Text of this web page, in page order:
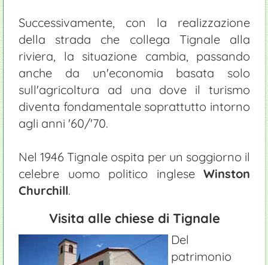
Successivamente, con la realizzazione
della strada che collega Tignale alla
riviera, la situazione cambia, passando
anche da un'economia basata solo
sull'agricoltura ad una dove il turismo
diventa fondamentale soprattutto intorno
agli anni '60/'70.
Nel 1946 Tignale ospita per un soggiorno il
celebre uomo politico inglese Winston
Churchill.
Visita alle chiese di Tignale
Del
patrimonio